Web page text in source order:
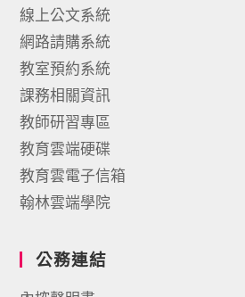
線上公文系統
網路請購系統
教室預約系統
課務相關資訊
教師研習專區
教育雲端硬碟
教育雲電子信箱
翰林雲端學院
公務連結